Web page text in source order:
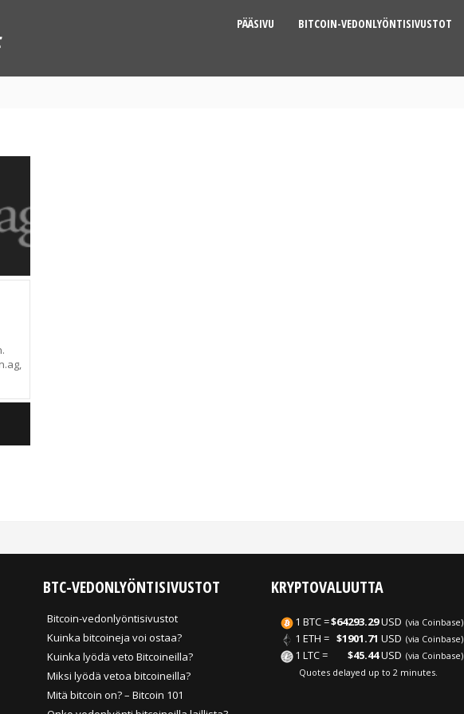
PÄÄSIVU BITCOIN-VEDONLYÖNTISIVUSTOT
BTC-VEDONLYÖNTISIVUSTOT
Bitcoin-vedonlyöntisivustot
Kuinka bitcoineja voi ostaa?
Kuinka lyödä veto Bitcoineilla?
Miksi lyödä vetoa bitcoineilla?
Mitä bitcoin on? – Bitcoin 101
KRYPTOVALUUTTA
1 BTC =$64293.29USD (via Coinbase)
1 ETH = $1901.71 USD (via Coinbase)
1 LTC = $45.44USD (via Coinbase)
Quotes delayed up to 2 minutes.